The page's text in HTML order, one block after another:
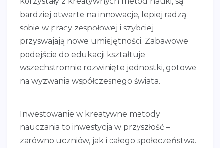
bardziej otwarte na innowacje, lepiej radzą
sobie w pracy zespołowej i szybciej
przyswajają nowe umiejętności. Zabawowe
podejście do edukacji kształtuje
wszechstronnie rozwinięte jednostki, gotowe
na wyzwania współczesnego świata.
Inwestowanie w kreatywne metody
nauczania to inwestycja w przyszłość –
zarówno uczniów, jak i całego społeczeństwa.